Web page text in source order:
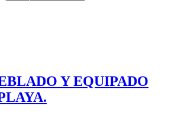
Y EQUIPADO